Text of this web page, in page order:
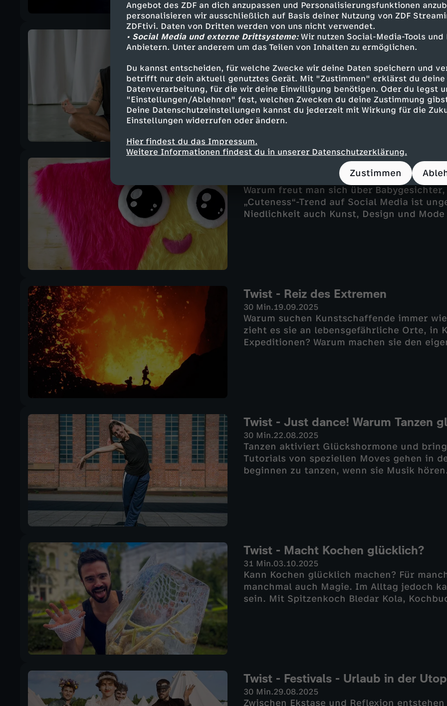
Angebot des ZDF an dich anzupassen und Personalisierungsfunktionen
personalisieren wir ausschließlich auf Basis deiner Nutzung von ZDF
ZDFtivi. Daten von Dritten werden von uns nicht verwendet.
• Social Media und externe Drittsysteme:Wir nutzen Social-Media-Tools und
Anbietern. Unter anderem um das Teilen von Inhalten zu ermöglichen.
Du kannst entscheiden, für welche Zwecke wir deine Daten speichern und
betrifft nur dein aktuell genutztes Gerät. Mit "Zustimmen" erklärst du deine
Datenverarbeitung, für die wir deine Einwilligung benötigen. Oder du legst
"Einstellungen/Ablehnen" fest, welchen Zwecken du deine Zustimmung
Deine Datenschutzeinstellungen kannst du jederzeit mit Wirkung für die
Einstellungen widerrufen oder ändern.
Hier findest du das Impressum.
Weitere Informationen findest du in unserer Datenschutzerklärung.
Zustimmen
Twist - Forever Young: Wollen wir
30 Min.26.09.2025 UT
Forever young – wer will das nicht sein?
Was einst als spleeniges Hobby der
inzwischen zum globalen Trend
langen und gesunden Leben. Doch
wollen wir gehen? Worin liegt das
Twist - Wie "Cuteness" die Welt
Warum freut man sich über
„Cuteness“-Trend auf Social Media ist
Niedlichkeit auch Kunst, Design und
Twist - Reiz des Extremen
30 Min.19.09.2025
Warum suchen Kunstschaffende immer
zieht es sie an lebensgefährliche Orte, in
Expeditionen? Warum machen sie den
Twist - Just dance! Warum Tanzen
30 Min.22.08.2025
Tanzen aktiviert Glückshormone und
Tutorials von speziellen Moves gehen in
beginnen zu tanzen, wenn sie Musik
Twist - Macht Kochen glücklich?
31 Min.03.10.2025
Kann Kochen glücklich machen? Für
manchmal auch Magie. Im Alltag jedoch
sein. Mit Spitzenkoch Bledar Kola,
Twist - Festivals - Urlaub in der
30 Min.29.08.2025
Zwischen Ekstase und Reflexion